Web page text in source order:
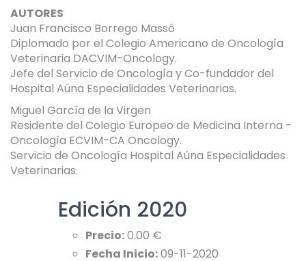
AUTORES
Juan Francisco Borrego Massó
Diplomado por el Colegio Americano de Oncología
Veterinaria DACVIM-Oncology.
Jefe del Servicio de Oncología y Co-fundador del
Hospital Aúna Especialidades Veterinarias.
Miguel García de la Virgen
Residente del Colegio Europeo de Medicina Interna -
Oncología ECVIM-CA Oncology.
Servicio de Oncología Hospital Aúna Especialidades
Veterinarias.
Edición 2020
Precio:0.00 €
Fecha Inicio:09-11-2020